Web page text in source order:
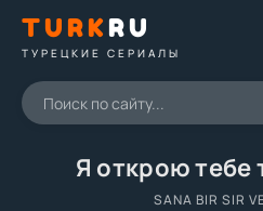
TURKRU
ТУРЕЦКИЕ СЕРИАЛЫ
Я открою тебе
SANA BIR SIR